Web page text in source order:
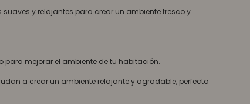
y relajantes para crear un ambiente fresco y
para mejorar el ambiente de tu habitación.
a crear un ambiente relajante y agradable, perfecto